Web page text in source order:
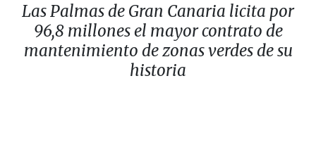
Las Palmas de Gran Canaria licita por
96,8 millones el mayor contrato de
mantenimiento de zonas verdes de su
historia